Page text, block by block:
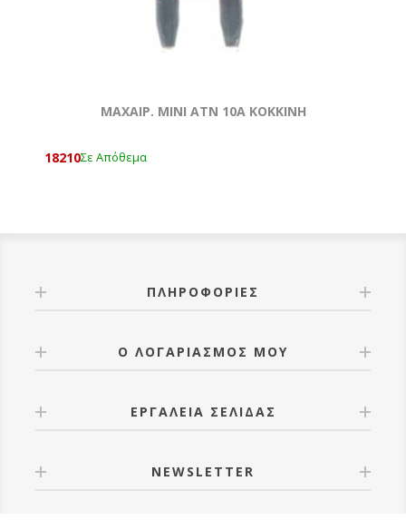
ΜΑΧΑΙΡ. ΜΙΝΙ ATN 10Α ΚΟΚΚΙΝΗ
18210Σε Απόθεμα
ΠΛΗΡΟΦΟΡΊΕΣ
Ο ΛΟΓΑΡΙΑΣΜΌΣ ΜΟΥ
ΕΡΓΑΛΕΊΑ ΣΕΛΊΔΑΣ
NEWSLETTER